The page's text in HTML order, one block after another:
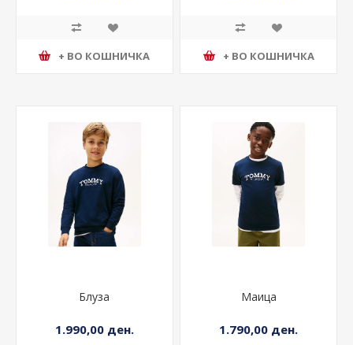
+ ВО КОШНИЧКА + ВО КОШНИЧКА
Блуза
1.990,00 ден.
Маица
1.790,00 ден.